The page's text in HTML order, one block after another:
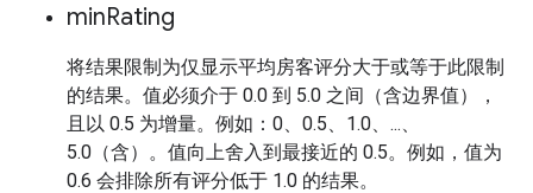
minRating
将结果限制为仅显示平均房客评分大于或等于此限制
的结果。值必须介于 0.0 到 5.0 之间（含边界值），
且以 0.5 为增量。例如：0、0.5、1.0、...、
5.0（含）。值向上舍入到最接近的 0.5。例如，值为
0.6 会排除所有评分低于 1.0 的结果。